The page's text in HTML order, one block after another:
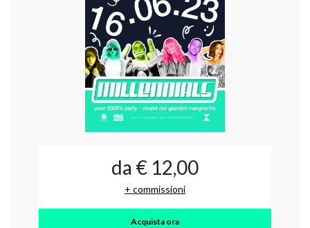
da € 12,00
+ commissioni
Acquista ora